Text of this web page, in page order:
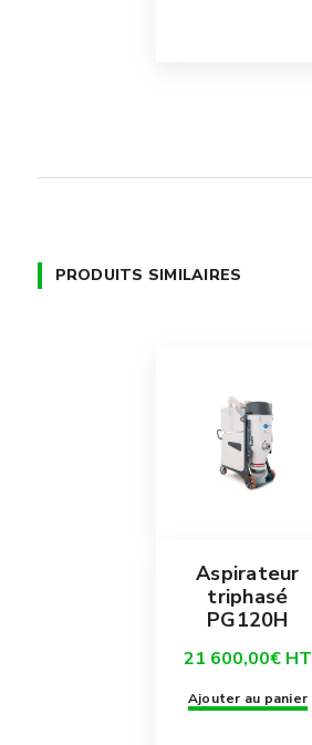
PRODUITS SIMILAIRES
Aspirateur
triphasé
PG120H
21 600,00€ HT
Ajouter au panier